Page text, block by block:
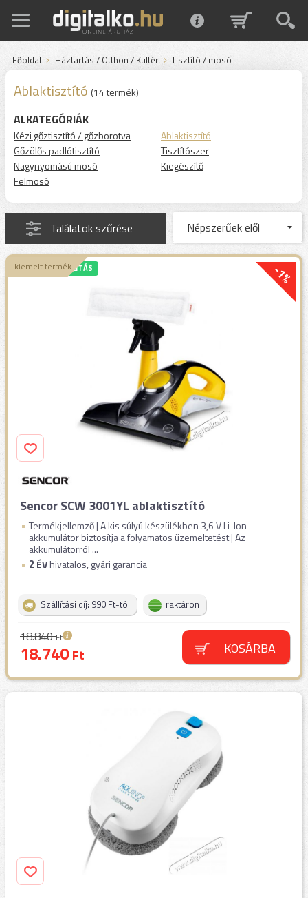
Főoldal Háztartás / Otthon / Kültér Tisztító / mosó
Ablaktisztító (14 termék)
ALKATEGÓRIÁK
Kézi gőztisztító / gőzborotva
Gőzölős padlótisztító
Nagynyomású mosó
Felmosó
Ablaktisztító
Tisztítószer
Kiegészítő
Találatok szűrése
-1%
kiemelt termék
EXPRESSZ SZÁLLÍTÁS
Sencor SCW 3001YL ablaktisztító
Termékjellemző | A kis súlyú készülékben 3,6 V Li-Ion
akkumulátor biztosítja a folyamatos üzemeltetést | Az
akkumulátorról ...
2 ÉVhivatalos, gyári garancia
Szállítási díj: 990 Ft-tól raktáron
18.840Ft
18.740Ft KOSÁRBA